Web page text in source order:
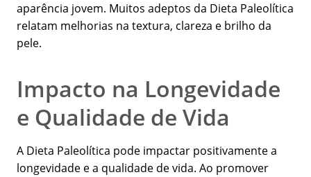
aparência jovem. Muitos adeptos da Dieta Paleolítica
relatam melhorias na textura, clareza e brilho da
pele.
Impacto na Longevidade
e Qualidade de Vida
A Dieta Paleolítica pode impactar positivamente a
longevidade e a qualidade de vida. Ao promover